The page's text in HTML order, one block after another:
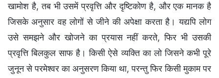
खामोश है, तब भी उसमें प्रवृत्ति और दृष्टिकोण है, और एक मानक है
जिसके अनुसार वह लोगों से जीने की अपेक्षा करता है। यद्यपि लोग
उसे समझने और खोजने का प्रयास नहीं करते, फिर भी उसकी
प्रवृत्ति बिलकुल साफ है। किसी ऐसे व्यक्ति का लो जिसने कभी पूरे
जुनून से परमेश्वर का अनुसरण किया था, परन्तु फिर किसी मुकाम पर